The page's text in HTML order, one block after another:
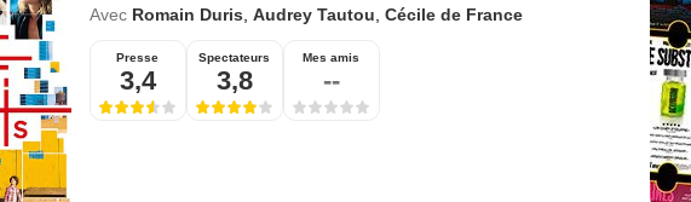
Avec Romain Duris Audrey Tautou Cécile de France
Presse
3,4
Spectateurs
3,8
Mes amis
--